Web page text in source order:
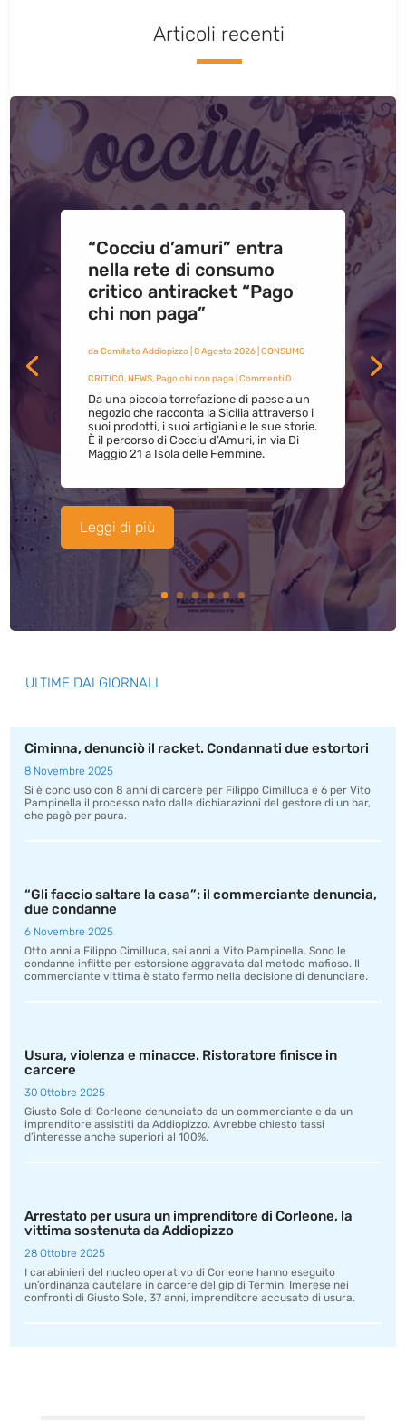
Articoli recenti
“Cocciu d’amuri” entra
nella rete di consumo
critico antiracket “Pago
chi non paga”
da Comitato Addiopizzo| 8 Agosto 2026| CONSUMO
CRITICO,NEWS,Pago chi non paga | Commenti 0
Da una piccola torrefazione di paese a un
negozio che racconta la Sicilia attraverso i
suoi prodotti, i suoi artigiani e le sue storie.
È il percorso di Cocciu d’Amuri, in via Di
Maggio 21 a Isola delle Femmine.
Leggi di più
ULTIME DAI GIORNALI
Ciminna, denunciò il racket. Condannati due estortori
8 Novembre 2025
Si è concluso con 8 anni di carcere per Filippo Cimilluca e 6 per Vito
Pampinella il processo nato dalle dichiarazioni del gestore di un bar,
che pagò per paura.
“Gli faccio saltare la casa”: il commerciante denuncia,
due condanne
6 Novembre 2025
Otto anni a Filippo Cimilluca, sei anni a Vito Pampinella. Sono le
condanne inflitte per estorsione aggravata dal metodo mafioso. Il
commerciante vittima è stato fermo nella decisione di denunciare.
Usura, violenza e minacce. Ristoratore finisce in
carcere
30 Ottobre 2025
Giusto Sole di Corleone denunciato da un commerciante e da un
imprenditore assistiti da Addiopizzo. Avrebbe chiesto tassi
d’interesse anche superiori al 100%.
Arrestato per usura un imprenditore di Corleone, la
vittima sostenuta da Addiopizzo
28 Ottobre 2025
I carabinieri del nucleo operativo di Corleone hanno eseguito
un’ordinanza cautelare in carcere del gip di Termini Imerese nei
confronti di Giusto Sole, 37 anni, imprenditore accusato di usura.